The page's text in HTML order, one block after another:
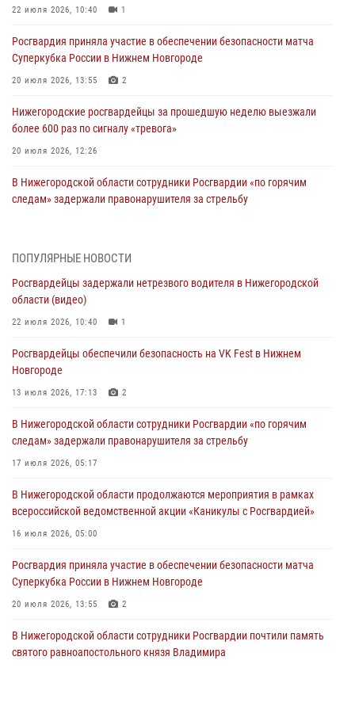
22 июля 2026, 10:40 1
Росгвардия приняла участие в обеспечении безопасности матча
Суперкубка России в Нижнем Новгороде
20 июля 2026, 13:55 2
Нижегородские росгвардейцы за прошедшую неделю выезжали
более 600 раз по сигналу «тревога»
20 июля 2026, 12:26
В Нижегородской области сотрудники Росгвардии «по горячим
следам» задержали правонарушителя за стрельбу
В Нижегородской области продолжаются мероприятия в рамках
16 июля 2026, 05:00
Росгвардейцы обеспечили безопасность на VK Fest в Нижнем
13 июля 2026, 17:13
Нижегородские росгвардейцы за прошедшую неделю выезжали
13 июля 2026, 06:45
Росгвардейцы предотвратили серию краж в Нижнем Новгороде
ПОПУЛЯРНЫЕ НОВОСТИ
Росгвардейцы задержали нетрезвого водителя в Нижегородской
области (видео)
22 июля 2026, 10:40 1
Росгвардейцы обеспечили безопасность на VK Fest в Нижнем
Новгороде
13 июля 2026, 17:13 2
В Нижегородской области сотрудники Росгвардии «по горячим
следам» задержали правонарушителя за стрельбу
17 июля 2026, 05:17
В Нижегородской области продолжаются мероприятия в рамках
всероссийской ведомственной акции «Каникулы с Росгвардией»
16 июля 2026, 05:00
Росгвардия приняла участие в обеспечении безопасности матча
Суперкубка России в Нижнем Новгороде
20 июля 2026, 13:55 2
В Нижегородской области сотрудники Росгвардии почтили память
святого равноапостольного князя Владимира